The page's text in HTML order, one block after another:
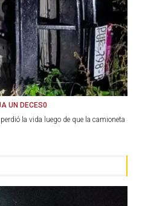
UN DECES0
la vida luego de que la camioneta